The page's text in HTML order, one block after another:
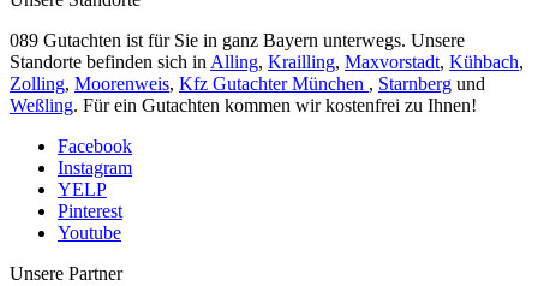
089 Gutachten ist für Sie in ganz Bayern unterwegs. Unsere
Standorte befinden sich in Alling, Krailling, Maxvorstadt, Kühbach,
Zolling, Moorenweis, Kfz Gutachter München , Starnberg und
Weßling. Für ein Gutachten kommen wir kostenfrei zu Ihnen!
Facebook
Instagram
YELP
Pinterest
Youtube
Unsere Partner